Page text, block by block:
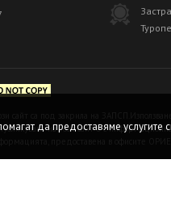
на този сайт е с
да предоставяме